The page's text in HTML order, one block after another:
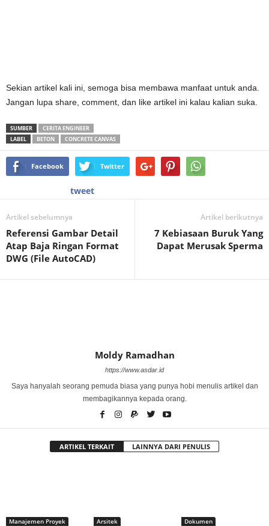
Sekian artikel kali ini, semoga bisa membawa manfaat untuk anda.
Jangan lupa share, comment, dan like artikel ini kalau kalian suka.
SUMBER
CERITA ENGINEER
LABEL
BETON CONCRETE CANVAS
Facebook Twitter
tweet
Artikel sebelumnya
Referensi Gambar Detail
Atap Baja Ringan Format
DWG (File AutoCAD)
Artikel berikutnya
7 Kebiasaan Buruk Yang
Dapat Merusak Sperma
Moldy Ramadhan
https://www.asdar.id
Saya hanyalah seorang pemuda biasa yang punya hobi menulis artikel dan
membagikannya kepada orang.
ARTIKEL TERKAIT LAINNYA DARI PENULIS
Manajemen Proyek Arsitek Dokumen